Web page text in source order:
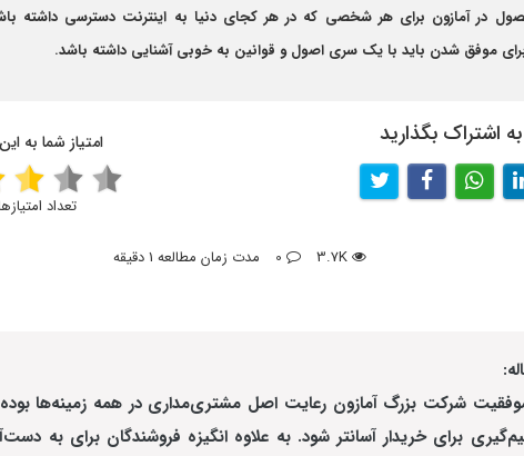
در آمازون برای هر شخصی که در هر کجای دنیا به اینترنت دسترسی داشته
برای موفق شدن باید با یک سری اصول و قوانین به خوبی آشنایی داشته باشد.
به اشتراک بگذارید امتیاز شما به
تعداد
مدت زمان مطالعه 1 دقیقه
شرکت بزرگ آمازون رعایت اصل مشتری‌مداری در همه زمینه‌ها
برای خریدار آسانتر شود. به علاوه انگیزه فروشندگان برای به